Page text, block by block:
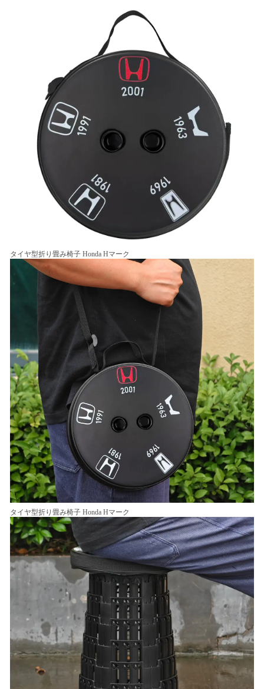
タイヤ型折り畳み椅子 Honda Hマーク
タイヤ型折り畳み椅子 Honda Hマーク